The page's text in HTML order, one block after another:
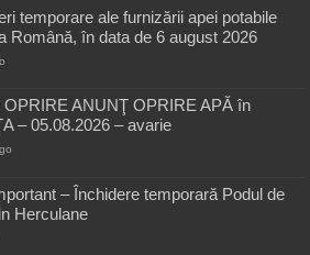
temporare ale furnizării apei potabile
Română, în data de 6 august 2026
OPRIRE ANUNŢ OPRIRE APĂ în
– 05.08.2026 – avarie
– Închidere temporară Podul de
Herculane